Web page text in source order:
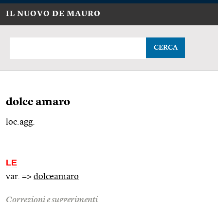
IL NUOVO DE MAURO
CERCA
dolce amaro
loc.agg.
LE
var. => dolceamaro
Correzioni e suggerimenti